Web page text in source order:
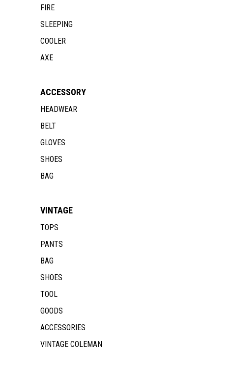
FIRE
SLEEPING
COOLER
AXE
ACCESSORY
HEADWEAR
BELT
GLOVES
SHOES
BAG
VINTAGE
TOPS
PANTS
BAG
SHOES
TOOL
GOODS
ACCESSORIES
VINTAGE COLEMAN